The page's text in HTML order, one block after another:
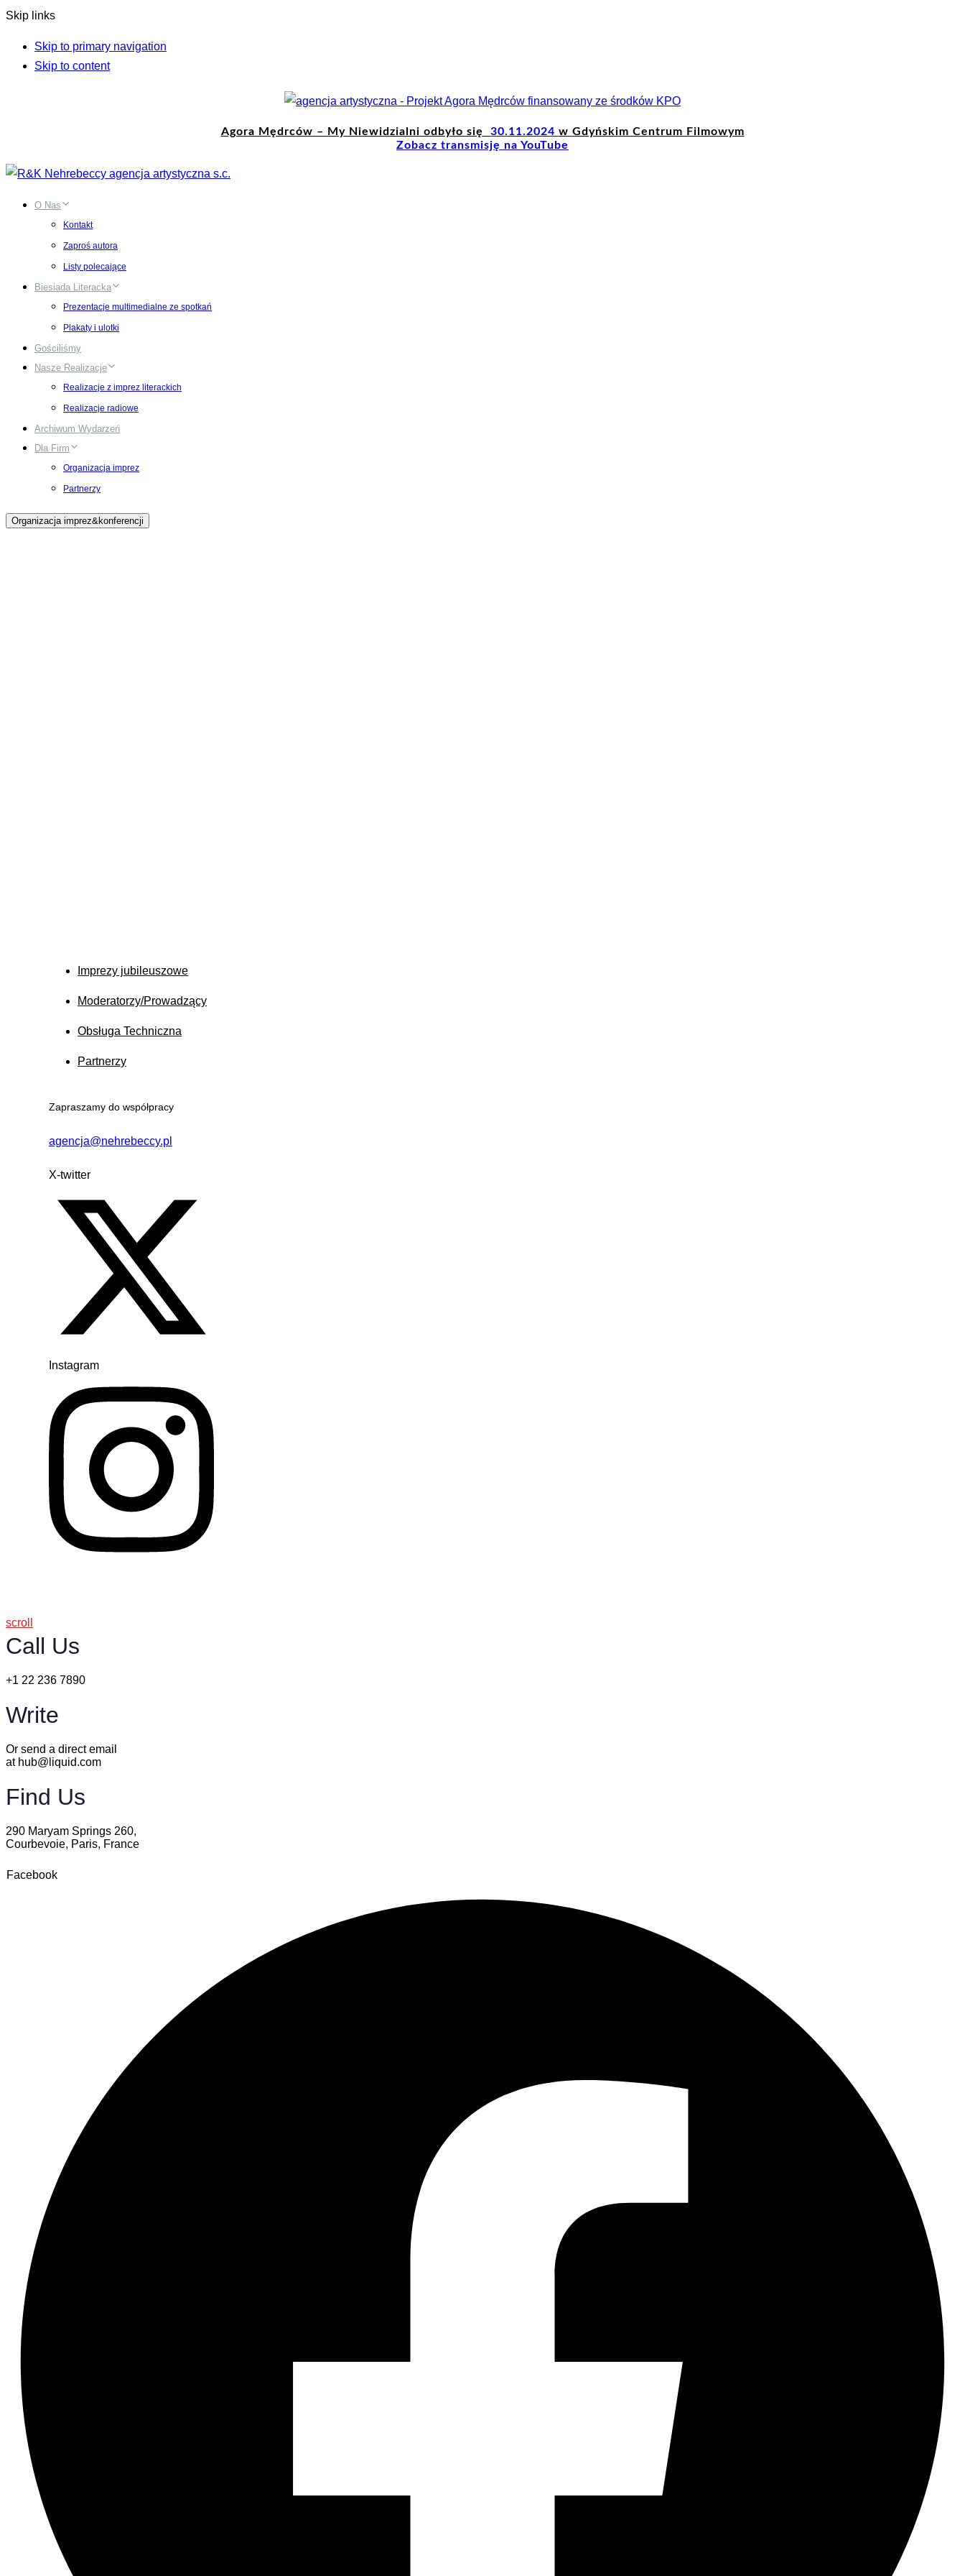
Skip links
Skip to primary navigation
Skip to content
Agora Mędrców – My Niewidzialni odbyło się 30.11.2024 w Gdyńskim Centrum Filmowym
Zobacz transmisję na YouTube
O Nas
Kontakt
Zaproś autora
Listy polecające
Biesiada Literacka
Prezentacje multimedialne ze spotkań
Plakaty i ulotki
Gościliśmy
Nasze Realizacje
Realizacje z imprez literackich
Realizacje radiowe
Archiwum Wydarzeń
Dla Firm
Organizacja imprez
Partnerzy
Organizacja imprez&konferencji
Imprezy jubileuszowe
Moderatorzy/Prowadzący
Obsługa Techniczna
Partnerzy
Zapraszamy do współpracy
agencja@nehrebeccy.pl
X-twitter
Instagram
scroll
Call Us
+1 22 236 7890
Write
Or send a direct email
at hub@liquid.com
Find Us
290 Maryam Springs 260,
Courbevoie, Paris, France
Facebook